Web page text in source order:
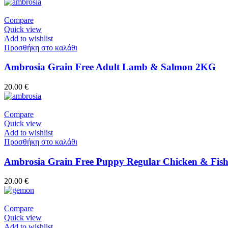
Compare
Quick view
Add to wishlist
Προσθήκη στο καλάθι
Ambrosia Grain Free Adult Lamb & Salmon 2KG
20.00 €
Compare
Quick view
Add to wishlist
Προσθήκη στο καλάθι
Ambrosia Grain Free Puppy Regular Chicken &
20.00 €
Compare
Quick view